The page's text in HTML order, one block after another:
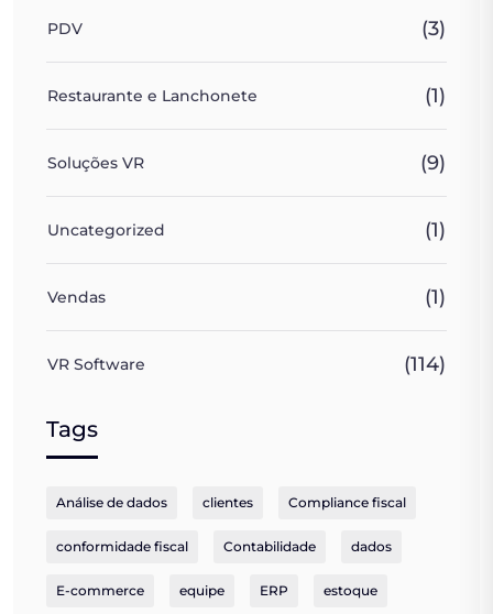
PDV (3)
Restaurante e Lanchonete (1)
Soluções VR (9)
Uncategorized (1)
Vendas (1)
VR Software (114)
Tags
Análise de dados clientes Compliance fiscal
conformidade fiscal Contabilidade dados
E-commerce equipe ERP estoque